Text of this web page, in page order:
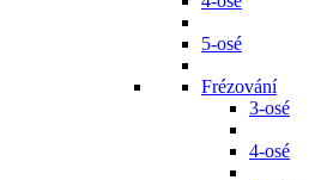
5-osé
Frézování
3-osé
4-osé